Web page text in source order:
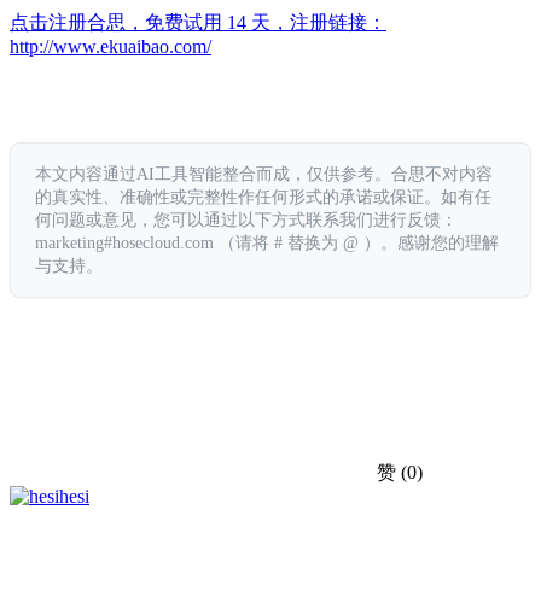
点击注册合思，免费试用 14 天，注册链接：
http://www.ekuaibao.com/
本文内容通过AI工具智能整合而成，仅供参考。合思不对内容
的真实性、准确性或完整性作任何形式的承诺或保证。如有任
何问题或意见，您可以通过以下方式联系我们进行反馈：
marketing#hosecloud.com （请将 # 替换为 @ ）。感谢您的理解
与支持。
赞 (0)
hesi